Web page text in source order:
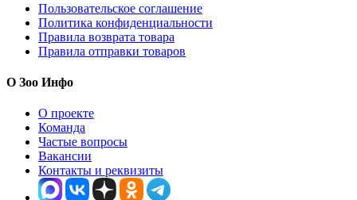
Пользовательское соглашение
Политика конфиденциальности
Правила возврата товара
Правила отправки товаров
О Зоо Инфо
О проекте
Команда
Частые вопросы
Вакансии
Контакты и реквизиты